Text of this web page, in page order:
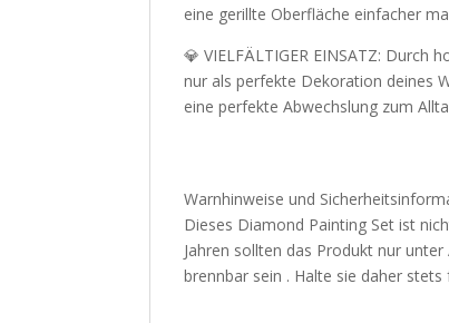
eine gerillte Oberfläche einfacher
💎 VIELFÄLTIGER EINSATZ:
nur als perfekte Dekoration deines
eine perfekte Abwechslung zum
Warnhinweise und
Dieses Diamond Painting Set ist
Jahren sollten das Produkt nur
brennbar sein . Halte sie daher